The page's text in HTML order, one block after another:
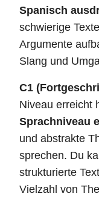
Spanisch
schwierige
Argumente
Slang und
C1
Niveau erreicht
Sprachniveau
und abstrakte
sprechen. Du
strukturierte
Vielzahl von